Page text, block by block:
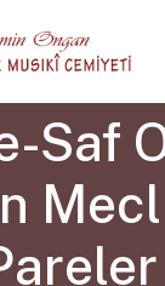
Saf